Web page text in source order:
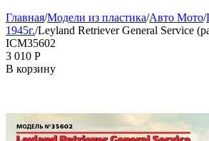
Главная/Модели из пластика/Авто Мото/
1945г./Leyland Retriever General Service
ICM35602
3 010 Р
В корзину